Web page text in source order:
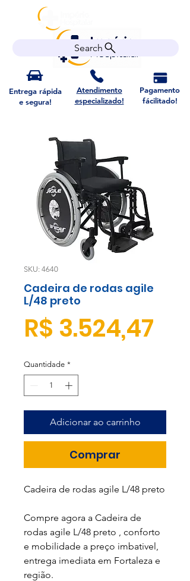
Search
Entrega rápida
e segura!
Atendimento
especializado!
Pagamento
fácilitado!
SKU: 4640
Cadeira de rodas agile
L/48 preto
R$ 3.524,47
Quantidade *
Adicionar ao carrinho
Comprar
Cadeira de rodas agile L/48 preto
Compre agora a Cadeira de
rodas agile L/48 preto , conforto
e mobilidade a preço imbativel,
entrega imediata em Fortaleza e
região.